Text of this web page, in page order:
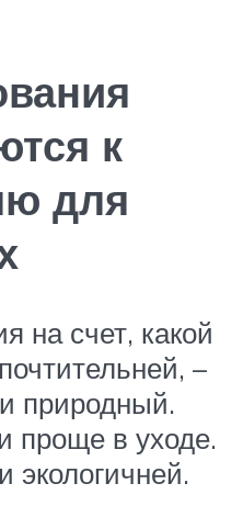
к
для
на счет, какой
–
природный.
проще в уходе.
экологичней.